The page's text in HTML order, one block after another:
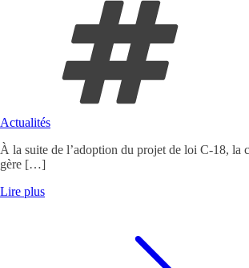
Actualités
À la suite de l’adoption du projet de loi C-18, la
gère […]
Lire plus